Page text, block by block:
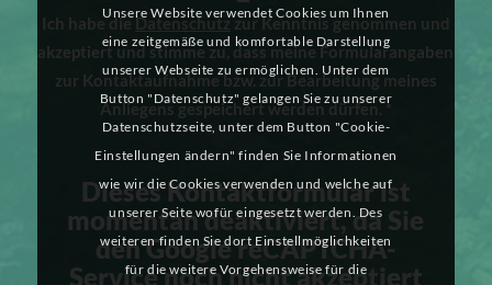
Ich habe dieDatenschutzzur Kenntnis genommen und
akzeptiert und stimme zu, dass meine Formularangaben
zur Kontaktaufnahme bzw. zur Bearbeitung meines
Anliegens gespeichert werden dürfen.*
Dieses Kontaktformular ist
momentan deaktiviert, da Sie
den Google reCAPTCHA-
Service noch nicht akzeptiert
Unsere Website verwendet Cookies um Ihnen
eine zeitgemäße und komfortable Darstellung
unserer Webseite zu ermöglichen. Unter dem
Button "Datenschutz" gelangen Sie zu unserer
Datenschutzseite, unter dem Button "Cookie-
Einstellungen ändern" finden Sie Informationen
wie wir die Cookies verwenden und welche auf
unserer Seite wofür eingesetzt werden. Des
weiteren finden Sie dort Einstellmöglichkeiten
für die weitere Vorgehensweise für die